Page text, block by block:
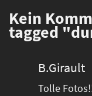
Kein
tagged
B.Girault
Tolle